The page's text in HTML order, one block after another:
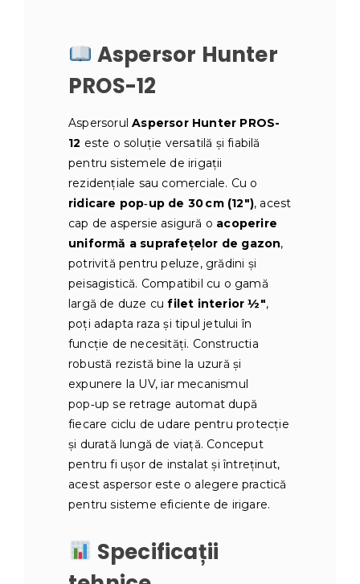
Aspersor Hunter
PROS-12
AspersorulAspersor Hunter PROS-
12 este o soluție versatilă și fiabilă
pentru sistemele de irigații
rezidențiale sau comerciale. Cu o
ridicare pop‑up de 30 cm (12″), acest
cap de aspersie asigură o acoperire
uniformă a suprafețelor de gazon,
potrivită pentru peluze, grădini și
peisagistică. Compatibil cu o gamă
largă de duze cufilet interior ½″,
poți adapta raza și tipul jetului în
funcție de necesități. Constructia
robustă rezistă bine la uzură și
expunere la UV, iar mecanismul
pop‑up se retrage automat după
fiecare ciclu de udare pentru protecție
și durată lungă de viață. Conceput
pentru fi ușor de instalat și întreținut,
acest aspersor este o alegere practică
pentru sisteme eficiente de irigare.
Specificații